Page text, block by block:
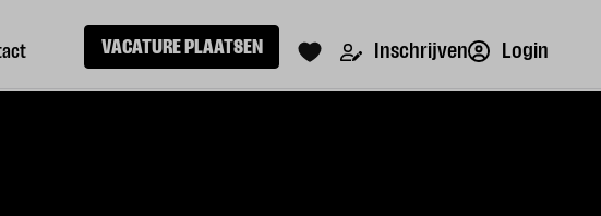
VACATURE PLAATSEN Inschrijven Login